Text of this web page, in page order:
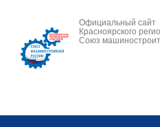
Официальный сайт
Красноярского
Союз